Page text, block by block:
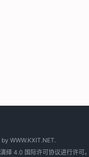
by WWW.KXIT.NET.
绎 4.0 国际许可协议进行许可。